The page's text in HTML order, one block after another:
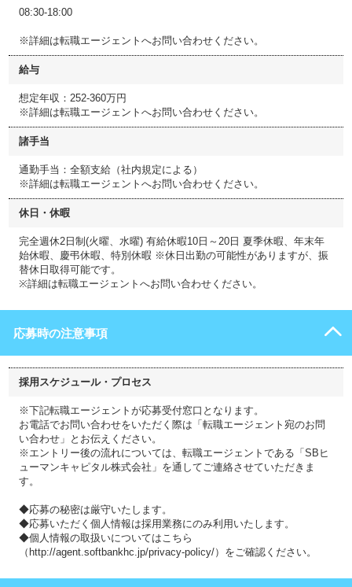
08:30-18:00
※詳細は転職エージェントへお問い合わせください。
給与
想定年収：252-360万円
※詳細は転職エージェントへお問い合わせください。
諸手当
通勤手当：全額支給（社内規定による）
※詳細は転職エージェントへお問い合わせください。
休日・休暇
完全週休2日制(火曜、水曜) 有給休暇10日～20日 夏季休暇、年末年
始休暇、慶弔休暇、特別休暇 ※休日出勤の可能性がありますが、振
替休日取得可能です。
※詳細は転職エージェントへお問い合わせください。
応募時の注意事項
採用スケジュール・プロセス
※下記転職エージェントが応募受付窓口となります。
お電話でお問い合わせをいただく際は「転職エージェント宛のお問
い合わせ」とお伝えください。
※エントリー後の流れについては、転職エージェントである「SBヒ
ューマンキャピタル株式会社」を通してご連絡させていただきま
す。
◆応募の秘密は厳守いたします。
◆応募いただく個人情報は採用業務にのみ利用いたします。
◆個人情報の取扱いについてはこちら
（http://agent.softbankhc.jp/privacy-policy/）をご確認ください。